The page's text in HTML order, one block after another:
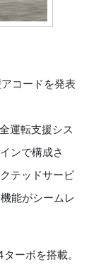
コードを発表
運転支援シス
ンで構成さ
テッドサービ
能がシームレ
ーボを搭載。